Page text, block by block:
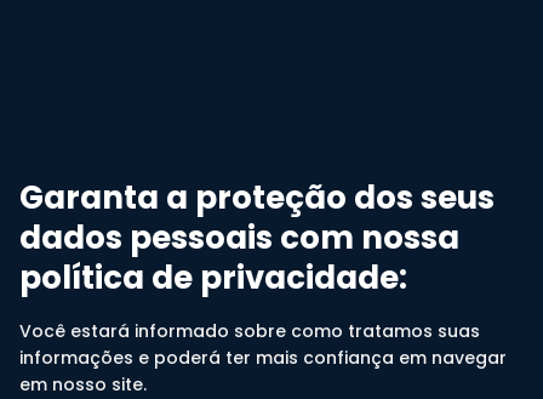
Garanta a proteção dos seus
dados pessoais com nossa
política de privacidade:
Você estará informado sobre como tratamos suas
informações e poderá ter mais confiança em navegar
em nosso site.